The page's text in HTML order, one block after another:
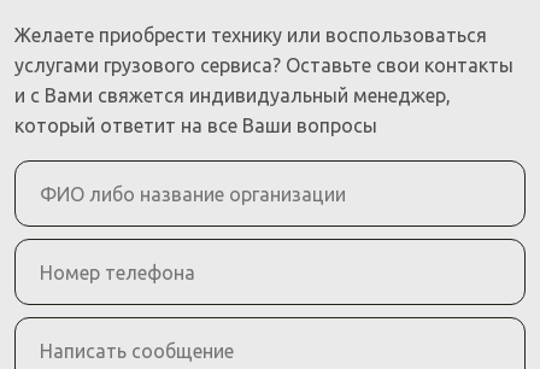
Желаете приобрести технику или воспользоваться
услугами грузового сервиса? Оставьте свои контакты
и с Вами свяжется индивидуальный менеджер,
который ответит на все Ваши вопросы